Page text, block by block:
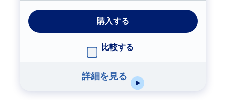
購入する
比較する
詳細を見る